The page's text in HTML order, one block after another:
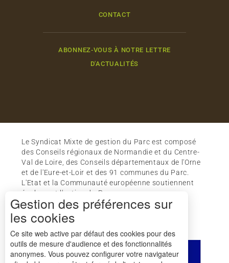
CONTACT
ABONNEZ-VOUS À NOTRE LETTRE
D'ACTUALITÉS
Le Syndicat Mixte de gestion du Parc est composé
des Conseils régionaux de Normandie et du Centre-
Val de Loire, des Conseils départementaux de l'Orne
et de l'Eure-et-Loir et des 91 communes du Parc.
L'Etat et la Communauté européenne soutiennent
également l'action du Parc.
Gestion des préférences sur
les cookies
Ce site web active par défaut des cookies pour des
outils de mesure d'audience et des fonctionnalités
anonymes. Vous pouvez configurer votre navigateur